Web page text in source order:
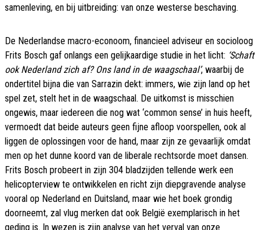
samenleving, en bij uitbreiding: van onze westerse beschaving.
De Nederlandse macro-econoom, financieel adviseur en socioloog
Frits Bosch gaf onlangs een gelijkaardige studie in het licht: ‘Schaft
ook Nederland zich af? Ons land in de waagschaal’, waarbij de
ondertitel bijna die van Sarrazin dekt: immers, wie zijn land op het
spel zet, stelt het in de waagschaal. De uitkomst is misschien
ongewis, maar iedereen die nog wat ‘common sense’ in huis heeft,
vermoedt dat beide auteurs geen fijne afloop voorspellen, ook al
liggen de oplossingen voor de hand, maar zijn ze gevaarlijk omdat
men op het dunne koord van de liberale rechtsorde moet dansen.
Frits Bosch probeert in zijn 304 bladzijden tellende werk een
helicopterview te ontwikkelen en richt zijn diepgravende analyse
vooral op Nederland en Duitsland, maar wie het boek grondig
doorneemt, zal vlug merken dat ook België exemplarisch in het
geding is. In wezen is zijn analyse van het verval van onze